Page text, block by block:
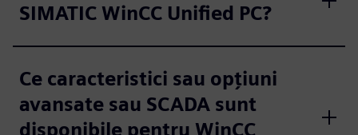
SIMATIC WinCC Unified PC?
Ce caracteristici sau opțiuni
avansate sau SCADA sunt
disponibile pentru WinCC